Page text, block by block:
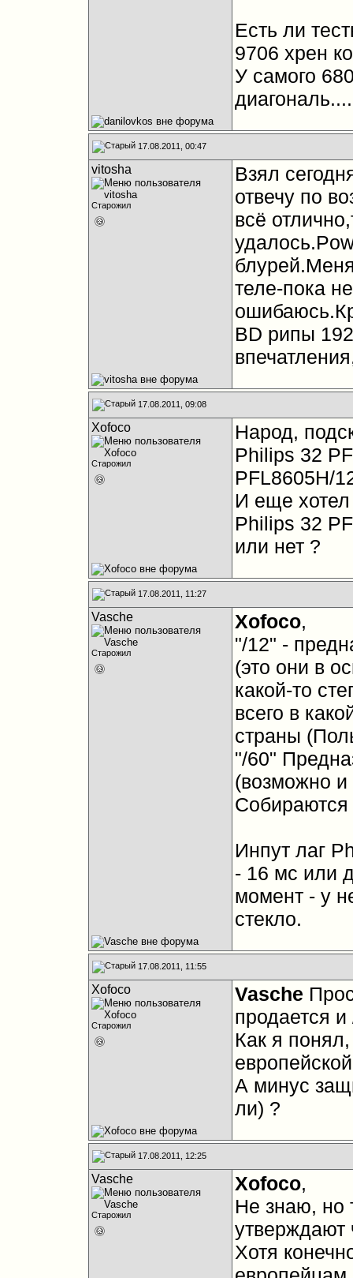
Есть ли
9706 хрен
У самого
диагональ....
17.08.2011, 00:47
vitosha
Старожил
Взял
отвечу по
всё
теле-пока
BD рипы
17.08.2011, 09:08
Xofoco
Старожил
Народ,
Philips 32
PFL8605H/
И еще хотел
Philips 32
или нет ?
17.08.2011, 11:27
Vasche
Старожил
Xofoco,
"/12" -
(это они в
какой-то
всего в
страны
"/60"
(возможно и
Собираются
Инпут лаг
- 16 мс или
момент - у
стекло.
17.08.2011, 11:55
Xofoco
Старожил
Vasche
продается
Как я
А минус
ли) ?
17.08.2011, 12:25
Vasche
Старожил
Xofoco,
Не знаю, но
утверждают
Хотя